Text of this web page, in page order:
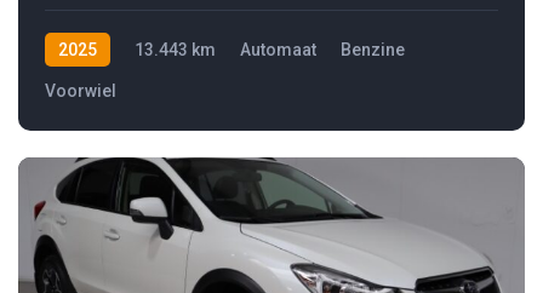
2025 13.443 km Automaat Benzine
Voorwiel